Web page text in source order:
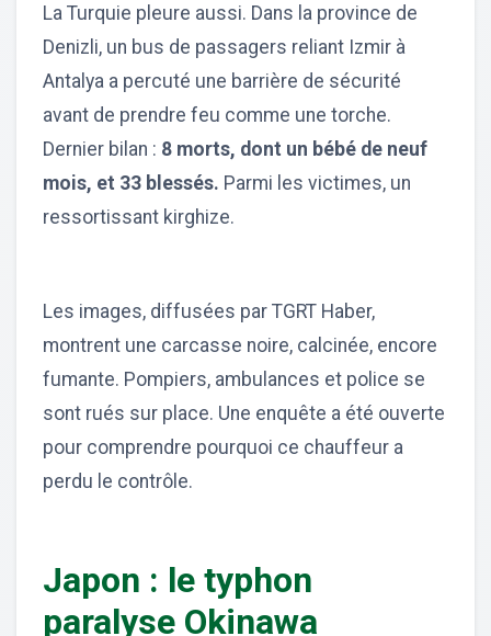
La Turquie pleure aussi. Dans la province de
Denizli, un bus de passagers reliant Izmir à
Antalya a percuté une barrière de sécurité
avant de prendre feu comme une torche.
Dernier bilan : 8 morts, dont un bébé de neuf
mois, et 33 blessés. Parmi les victimes, un
ressortissant kirghize.
Les images, diffusées par TGRT Haber,
montrent une carcasse noire, calcinée, encore
fumante. Pompiers, ambulances et police se
sont rués sur place. Une enquête a été ouverte
pour comprendre pourquoi ce chauffeur a
perdu le contrôle.
Japon : le typhon
paralyse Okinawa